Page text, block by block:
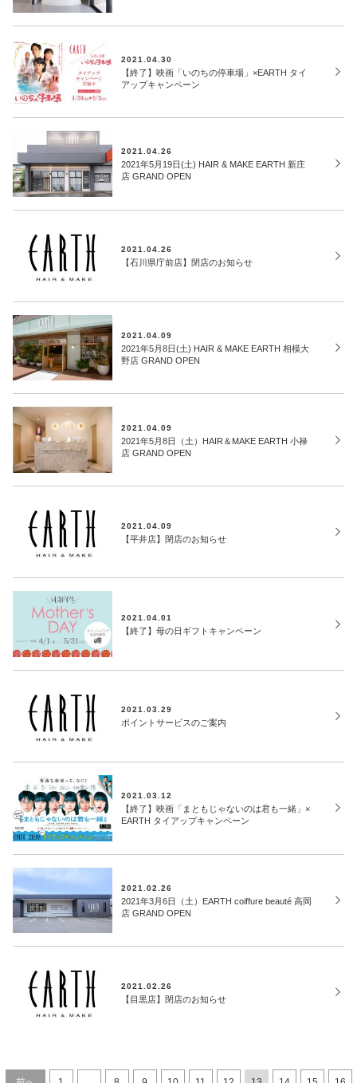
2021.04.30
【終了】映画「いのちの停車場」×EARTH タイ
アップキャンペーン
2021.04.26
2021年5月19日(土) HAIR & MAKE EARTH 新庄
店 GRAND OPEN
2021.04.26
【石川県庁前店】閉店のお知らせ
2021.04.09
2021年5月8日(土) HAIR & MAKE EARTH 相模大
野店 GRAND OPEN
2021.04.09
2021年5月8日（土）HAIR＆MAKE EARTH 小禄
店 GRAND OPEN
2021.04.09
【平井店】閉店のお知らせ
2021.04.01
【終了】母の日ギフトキャンペーン
2021.03.29
ポイントサービスのご案内
2021.03.12
【終了】映画「まともじゃないのは君も一緒」×
EARTH タイアップキャンペーン
2021.02.26
2021年3月6日（土）EARTH coiffure beauté 高岡
店 GRAND OPEN
2021.02.26
【目黒店】閉店のお知らせ